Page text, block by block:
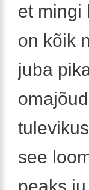
et mingi
on kõik
juba
see
peaks